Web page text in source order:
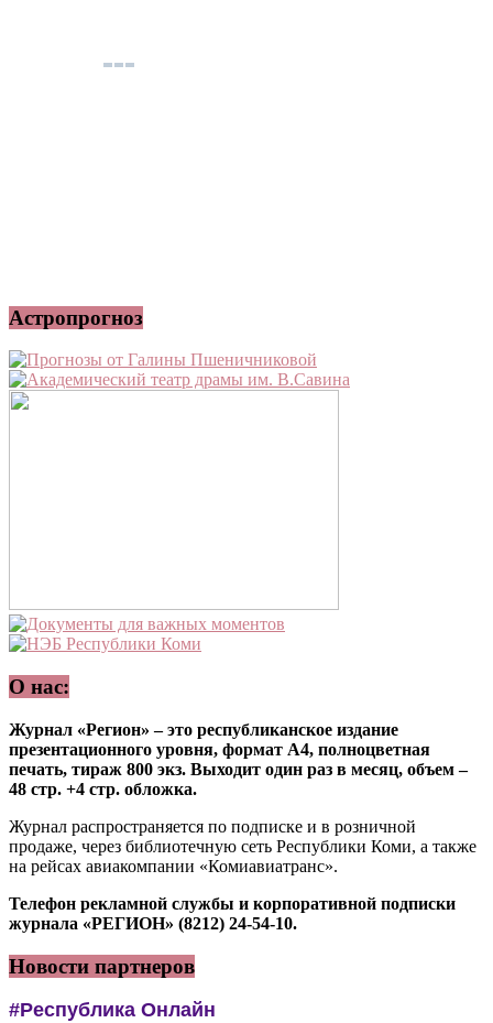
Астропрогноз
О нас:
Журнал «Регион» – это республиканское издание
презентационного уровня, формат А4, полноцветная
печать, тираж 800 экз. Выходит один раз в месяц, объем –
48 стр. +4 стр. обложка.
Журнал распространяется по подписке и в розничной
продаже, через библиотечную сеть Республики Коми, а также
на рейсах авиакомпании «Комиавиатранс».
Телефон рекламной службы и корпоративной подписки
журнала «РЕГИОН» (8212) 24-54-10.
Новости партнеров